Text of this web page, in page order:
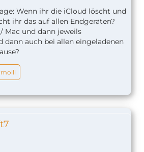
Wenn ihr die iCloud löscht und
ihr das auf allen Endgeräten?
Mac und dann jeweils
dann auch bei allen eingeladenen